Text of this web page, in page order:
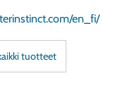
en_fi/
tuotteet